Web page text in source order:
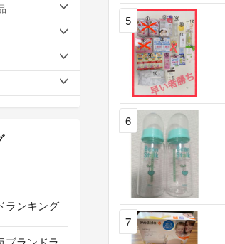
5
6
7
ランキング